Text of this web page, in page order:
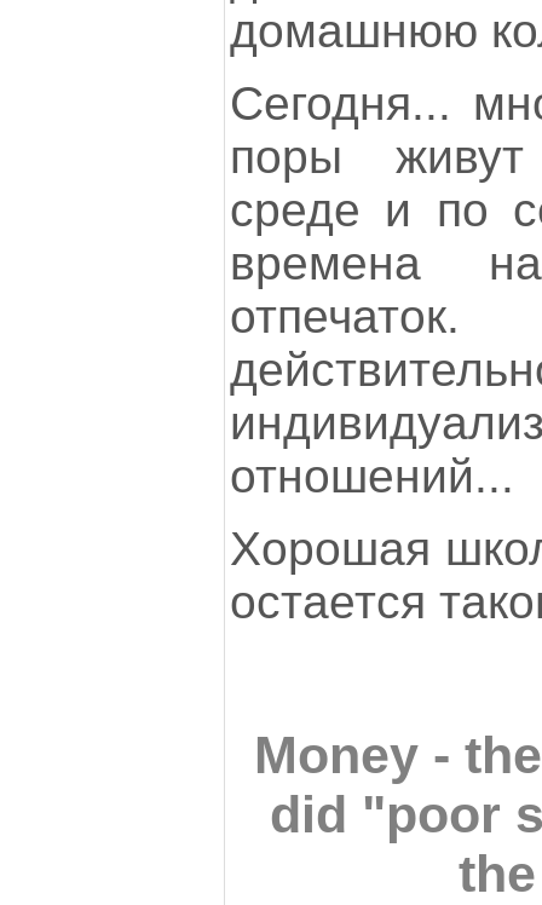
домашнюю
Сегодня...
поры живут
среде и по
времена
отношений...
Хорошая
остается
Money -
did "poor